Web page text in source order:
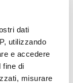
dati
utilizzando
e accedere
fine di
misurare
si
in un